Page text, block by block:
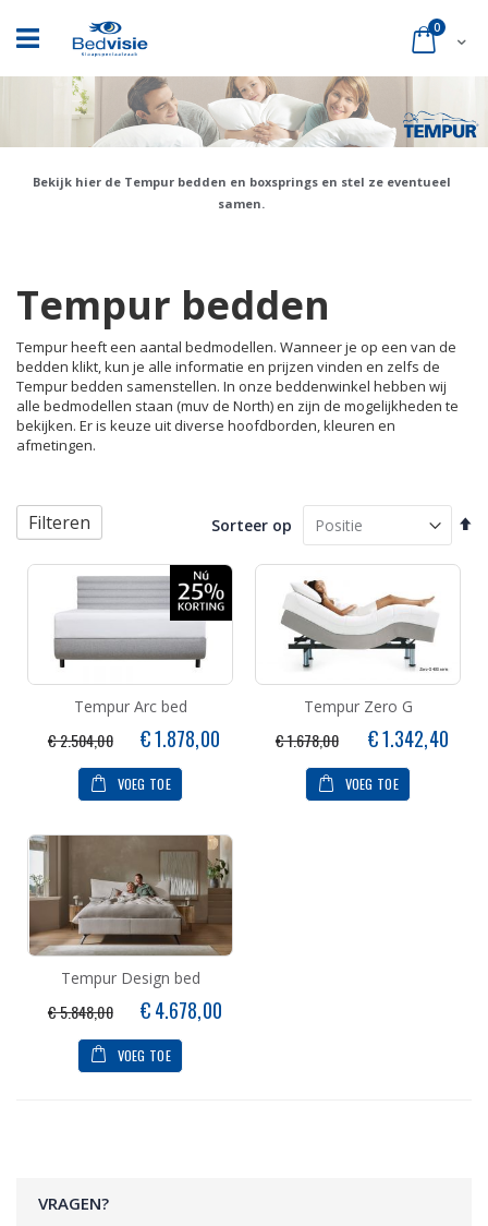
naar
de
Cart
0
Bekijk hier de Tempur bedden en boxsprings en stel ze eventueel
samen.
Tempur bedden
Tempur heeft een aantal bedmodellen. Wanneer je op een van de
bedden klikt, kun je alle informatie en prijzen vinden en zelfs de
Tempur bedden samenstellen. In onze beddenwinkel hebben wij
alle bedmodellen staan (muv de North) en zijn de mogelijkheden te
bekijken. Er is keuze uit diverse hoofdborden, kleuren en
afmetingen.
Sorteer op
Tempur Arc bed
€ 2.504,00
Speciale
prijs
€ 1.878,00
VOEG TOE
Tempur Zero G
€ 1.678,00
Speciale
prijs
€ 1.342,40
VOEG TOE
Tempur Design bed
€ 5.848,00
Speciale
prijs
€ 4.678,00
VOEG TOE
Filteren
VRAGEN?